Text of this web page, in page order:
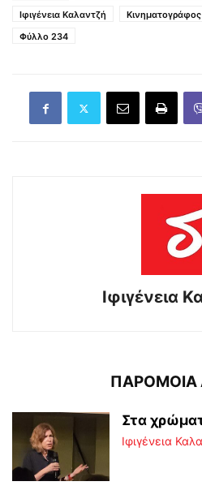
Ιφιγένεια Καλαντζή
Κινηματογράφος
Φύλλο 234
Ιφιγένεια
ΠΑΡΟΜΟΙΑ
Στα
Ιφιγένεια